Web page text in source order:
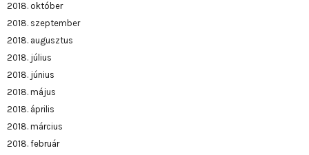
2018. október
2018. szeptember
2018. augusztus
2018. július
2018. június
2018. május
2018. április
2018. március
2018. február